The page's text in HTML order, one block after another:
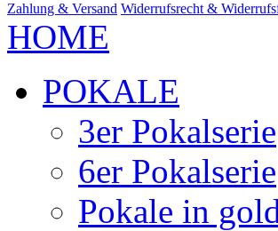
Zahlung & Versand Widerrufsrecht &
HOME
POKALE
3er Pokalserie
6er Pokalserie
Pokale in